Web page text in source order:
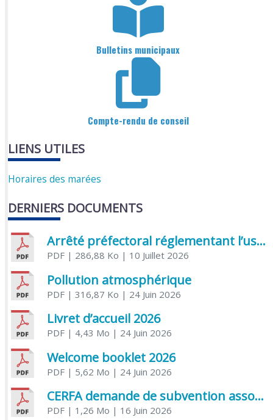
Bulletins municipaux
Compte-rendu de conseil
LIENS UTILES
Horaires des marées
DERNIERS DOCUMENTS
Arrêté préfectoral réglementant l’usage de l’eau
PDF| 286,88 Ko | 10 Juillet 2026
Pollution atmosphérique
PDF| 316,87 Ko | 24 Juin 2026
Livret d’accueil 2026
PDF| 4,43 Mo | 24 Juin 2026
Welcome booklet 2026
PDF| 5,62 Mo | 24 Juin 2026
CERFA demande de subvention association
PDF| 1,26 Mo | 16 Juin 2026